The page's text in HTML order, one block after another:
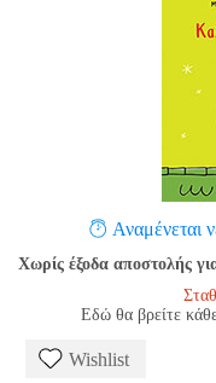
Αναμένεται
Χωρίς έξοδα αποστολής
Εδώ θα βρείτε
Wishlist